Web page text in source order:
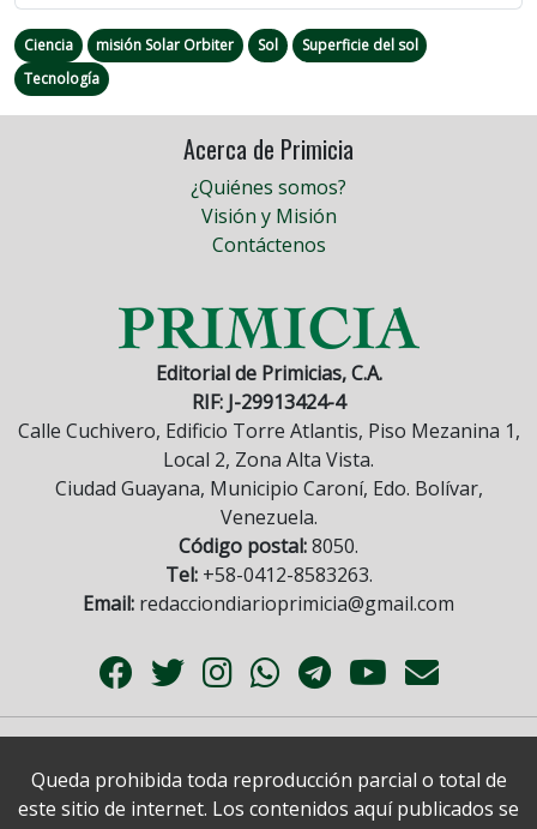
Ciencia misión Solar Orbiter Sol
Superficie del sol
Tecnología
Acerca de Primicia
¿Quiénes somos?
Visión y Misión
Contáctenos
Editorial de Primicias, C.A.
RIF: J-29913424-4
Calle Cuchivero, Edificio Torre Atlantis, Piso Mezanina 1,
Local 2, Zona Alta Vista.
Ciudad Guayana, Municipio Caroní, Edo. Bolívar,
Venezuela.
Código postal:8050.
Tel:+58-0412-8583263.
Email: redacciondiarioprimicia@gmail.com
Queda prohibida toda reproducción parcial o total de
este sitio de internet. Los contenidos aquí publicados se